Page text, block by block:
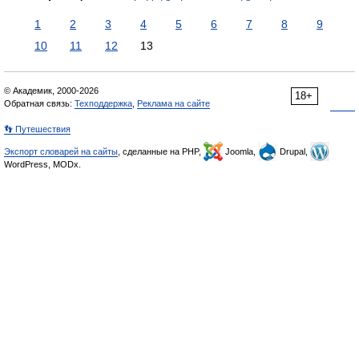
1 2 3 4 5 6 7 8
9
10
11 12 13
18+
© Академик, 2000-2026
Обратная связь: Техподдержка Реклама на сайте
👣 Путешествия
Экспорт словарей на сайты , сделанные на PHP, Joomla,
Drupal,
WordPress, MODx.